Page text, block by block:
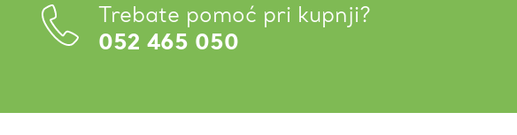
Trebate pomoć pri kupnji?
052 465 050